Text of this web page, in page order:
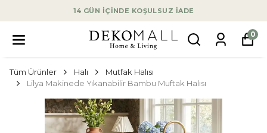
14 GÜN İÇİNDE KOŞULSUZ İADE
0
Tüm Ürünler Halı
Mutfak Halısı
Lilya Makinede Yıkanabilir Bambu Muftak Halısı